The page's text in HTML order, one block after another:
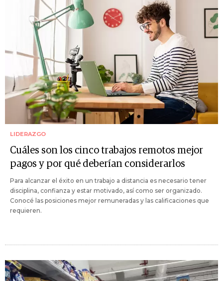
LIDERAZGO
Cuáles son los cinco trabajos remotos mejor
pagos y por qué deberían considerarlos
Para alcanzar el éxito en un trabajo a distancia es necesario tener
disciplina, confianza y estar motivado, así como ser organizado.
Conocé las posiciones mejor remuneradas y las calificaciones que
requieren.